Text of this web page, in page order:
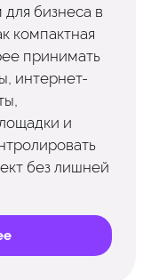
бизнеса в
компактная
принимать
интернет-
и
без лишней